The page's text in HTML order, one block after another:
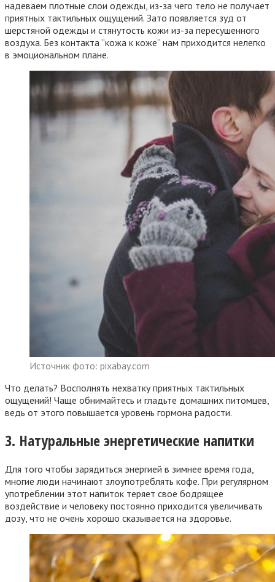
надеваем плотные слои одежды, из-за чего тело не получает
приятных тактильных ощущений. Зато появляется зуд от
шерстяной одежды и стянутость кожи из-за пересушенного
воздуха. Без контакта “кожа к коже” нам приходится нелегко
в эмоциональном плане.
Источник фото: pixabay.com
Что делать? Восполнять нехватку приятных тактильных
ощущений! Чаще обнимайтесь и гладьте домашних питомцев,
ведь от этого повышается уровень гормона радости.
3. Натуральные энергетические напитки
Для того чтобы зарядиться энергией в зимнее время года,
многие люди начинают злоупотреблять кофе. При регулярном
употреблении этот напиток теряет свое бодрящее
воздействие и человеку постоянно приходится увеличивать
дозу, что не очень хорошо сказывается на здоровье.